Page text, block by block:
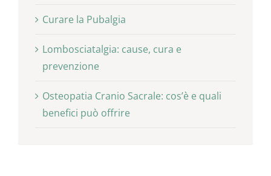
Curare la Pubalgia
Lombosciatalgia: cause, cura e
prevenzione
Osteopatia Cranio Sacrale: cos’è e quali
benefici può offrire